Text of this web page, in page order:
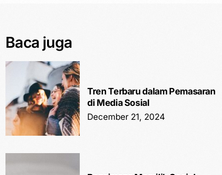
Baca juga
Tren Terbaru dalam Pemasaran
di Media Sosial
December 21, 2024